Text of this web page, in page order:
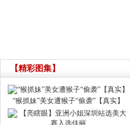
【精彩图集】
“猴抓妹”美女遭猴子“偷袭”【真实】